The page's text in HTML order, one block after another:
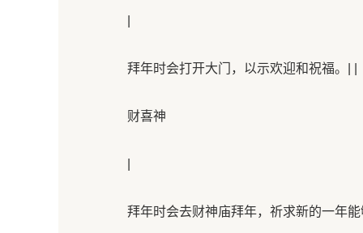
拜年时会打开大门，以示欢迎和祝福。| |
财喜神
拜年时会去财神庙拜年，祈求新的一年能